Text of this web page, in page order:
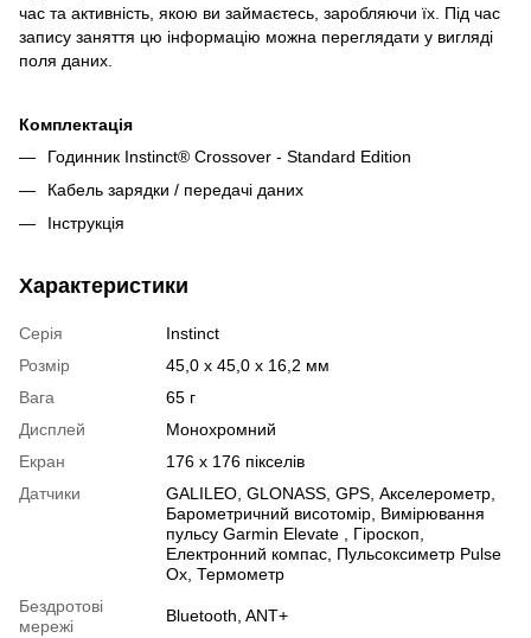
час та активність, якою ви займаєтесь, заробляючи їх. Під час
запису заняття цю інформацію можна переглядати у вигляді
поля даних.
Комплектація
Годинник Instinct® Crossover - Standard Edition
Кабель зарядки / передачі даних
Інструкція
Характеристики
Серія
Instinct
Розмір
45,0 x 45,0 x 16,2 мм
Вага
65 г
Дисплей
Монохромний
Екран
176 x 176 пікселів
Датчики
GALILEO, GLONASS, GPS, Акселерометр,
Барометричний висотомір, Вимірювання
пульсу Garmin Elevate , Гіроскоп,
Електронний компас, Пульсоксиметр Pulse
Ox, Термометр
Бездротові
мережі
Bluetooth, ANT+